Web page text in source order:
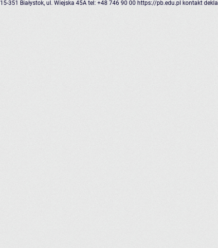
15-351 Białystok, ul. Wiejska 45A tel: +48 746 90 00 https://pb.edu.pl kontakt